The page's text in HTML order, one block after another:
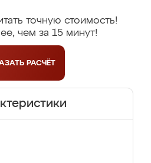
точную стоимость!
чем за 15 минут!
РАСЧЁТ